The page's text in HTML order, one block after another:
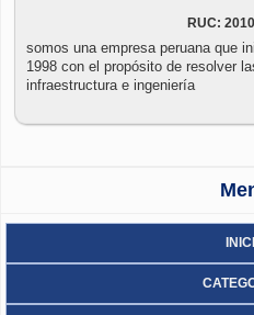
RUC:
somos una empresa peruana que
1998 con el propósito de resolver
infraestructura e ingeniería